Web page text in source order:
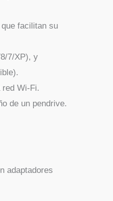
facilitan su
7/XP), y
red Wi-Fi.
de un pendrive.
adaptadores